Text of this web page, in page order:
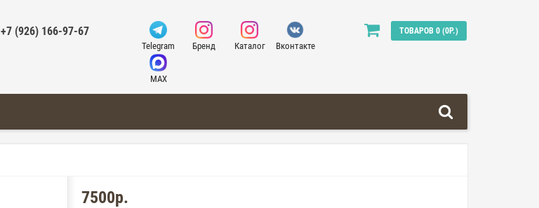
+7 (926) 166-97-67
Telegram Бренд Каталог Вконтакте
MAX
ТОВАРОВ 0 (0Р.)
7500р.